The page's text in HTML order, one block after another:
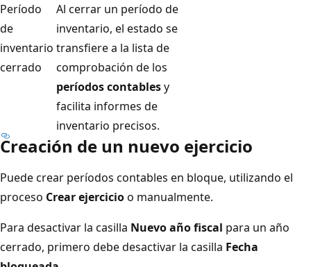
Período
de
inventario
cerrado
Al cerrar un período de
inventario, el estado se
transfiere a la lista de
comprobación de los
períodos contablesy
facilita informes de
inventario precisos.
Creación de un nuevo ejercicio
Puede crear períodos contables en bloque, utilizando el
proceso Crear ejercicioo manualmente.
Para desactivar la casilla Nuevo año fiscal para un año
cerrado, primero debe desactivar la casilla Fecha